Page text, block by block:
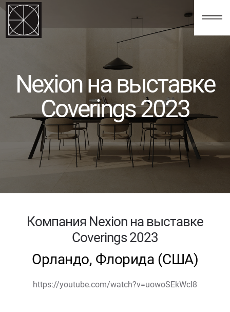
123
Nexion на выставке
Coverings 2023
Компания Nexion на выставке
Coverings 2023
Орландо, Флорида (США)
https://youtube.com/watch?v=uowoSEkWcI8